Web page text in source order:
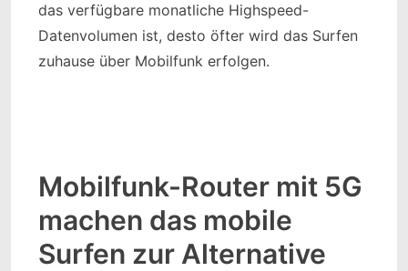
das verfügbare monatliche Highspeed-
Datenvolumen ist, desto öfter wird das Surfen
zuhause über Mobilfunk erfolgen.
Mobilfunk-Router mit 5G
machen das mobile
Surfen zur Alternative